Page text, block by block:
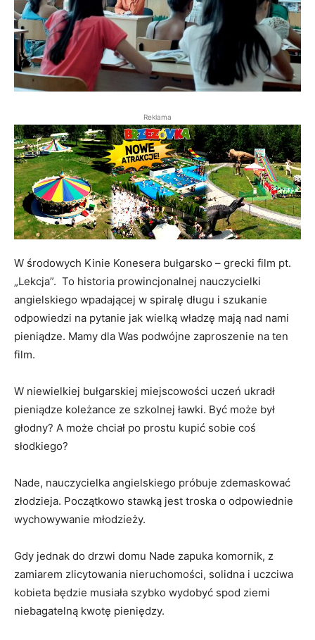
Reklama
W środowych Kinie Konesera bułgarsko – grecki film pt.
„Lekcja”. To historia prowincjonalnej nauczycielki
angielskiego wpadającej w spiralę długu i szukanie
odpowiedzi na pytanie jak wielką władzę mają nad nami
pieniądze. Mamy dla Was podwójne zaproszenie na ten
film.
W niewielkiej bułgarskiej miejscowości uczeń ukradł
pieniądze koleżance ze szkolnej ławki. Być może był
głodny? A może chciał po prostu kupić sobie coś
słodkiego?
Nade, nauczycielka angielskiego próbuje zdemaskować
złodzieja. Początkowo stawką jest troska o odpowiednie
wychowywanie młodzieży.
Gdy jednak do drzwi domu Nade zapuka komornik, z
zamiarem zlicytowania nieruchomości, solidna i uczciwa
kobieta będzie musiała szybko wydobyć spod ziemi
niebagatelną kwotę pieniędzy.